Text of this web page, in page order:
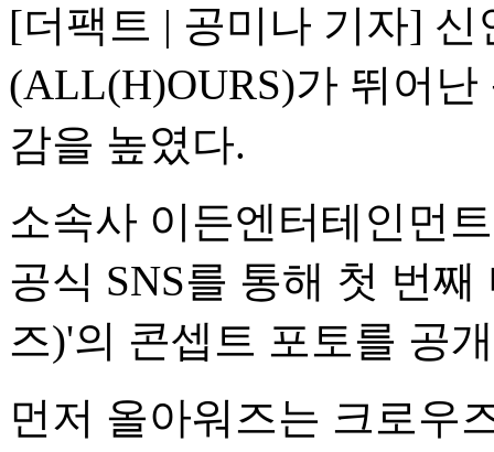
[더팩트 | 공미나 기자]
(ALL(H)OURS)가 뛰어
감을 높였다.
소속사 이든엔터테인먼
공식 SNS를 통해 첫 번
즈)'의 콘셉트 포토를 공
먼저 올아워즈는 크로우